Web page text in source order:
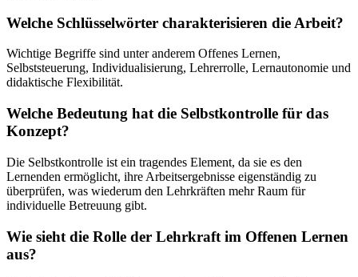
Welche Schlüsselwörter charakterisieren die Arbeit?
Wichtige Begriffe sind unter anderem Offenes Lernen,
Selbststeuerung, Individualisierung, Lehrerrolle, Lernautonomie und
didaktische Flexibilität.
Welche Bedeutung hat die Selbstkontrolle für das
Konzept?
Die Selbstkontrolle ist ein tragendes Element, da sie es den
Lernenden ermöglicht, ihre Arbeitsergebnisse eigenständig zu
überprüfen, was wiederum den Lehrkräften mehr Raum für
individuelle Betreuung gibt.
Wie sieht die Rolle der Lehrkraft im Offenen Lernen
aus?